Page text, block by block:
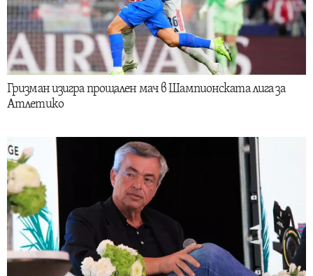
Гризман изигра прощален мач в Шампионската лига за
Атлетико